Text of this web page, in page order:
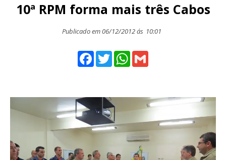
10ª RPM forma mais três Cabos
Publicado em 06/12/2012 ás 10:01
Facebook
TwitterWhatsApp